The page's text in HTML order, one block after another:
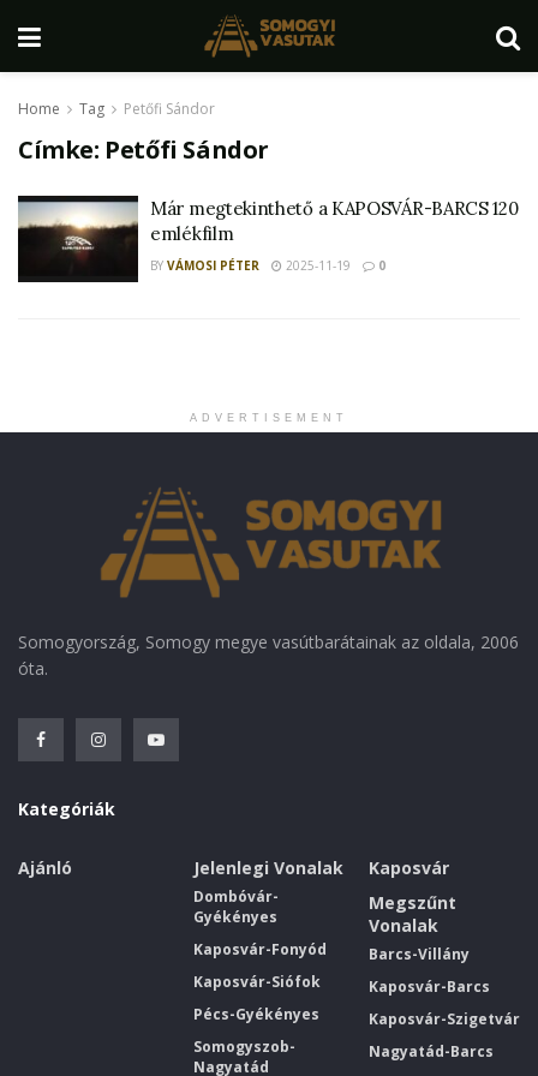
Home Tag Petőfi Sándor
Címke: Petőfi Sándor
Már megtekinthető a KAPOSVÁR-BARCS 120
emlékfilm
BY VÁMOSI PÉTER 2025-11-19 0
ADVERTISEMENT
Somogyország, Somogy megye vasútbarátainak az oldala, 2006
óta.
Kategóriák
Ajánló Jelenlegi Vonalak
Dombóvár-
Gyékényes
Kaposvár-Fonyód
Kaposvár-Siófok
Pécs-Gyékényes
Somogyszob-
Nagyatád
Kaposvár
Megszűnt
Vonalak
Barcs-Villány
Kaposvár-Barcs
Kaposvár-Szigetvár
Nagyatád-Barcs